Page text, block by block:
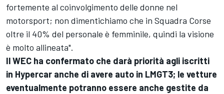
fortemente al coinvolgimento delle donne nel
motorsport; non dimentichiamo che in Squadra Corse
oltre il 40% del personale è femminile, quindi la visione
è molto allineata".
Il WEC ha confermato che darà priorità agli iscritti
in Hypercar anche di avere auto in LMGT3; le vetture
eventualmente potranno essere anche gestite da